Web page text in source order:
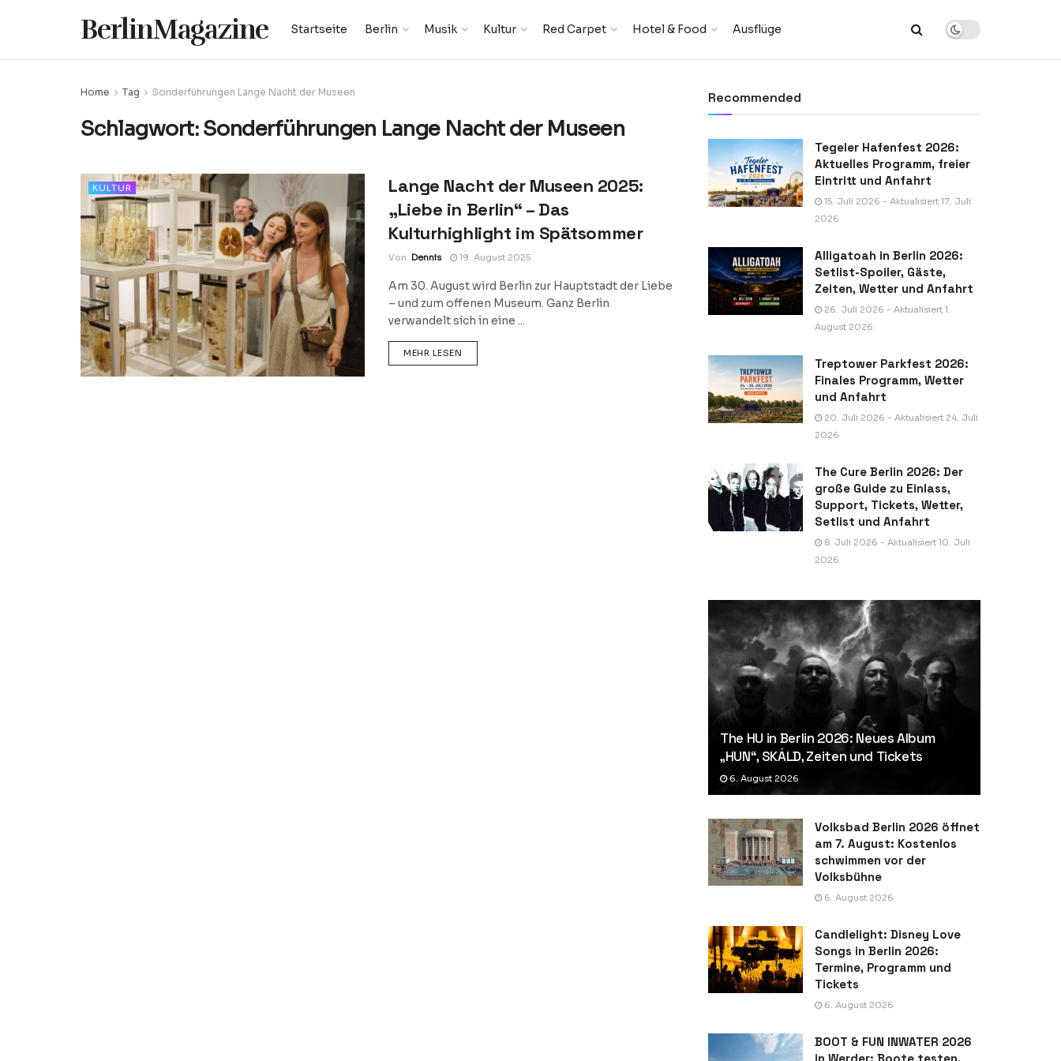
BerlinMagazine Startseite Berlin Musik Kultur Red Carpet Hotel & Food Ausflüge
Home Tag Sonderführungen Lange Nacht der Museen
Schlagwort:Sonderführungen Lange Nacht der Museen
KULTUR
Lange Nacht der Museen 2025:
„Liebe in Berlin“ – Das
Kulturhighlight im Spätsommer
Von Dennis 19. August 2025
Am 30. August wird Berlin zur Hauptstadt der Liebe
– und zum offenen Museum. Ganz Berlin
verwandelt sich in eine ...
MEHR LESEN
Recommended
Tegeler Hafenfest 2026:
Aktuelles Programm, freier
Eintritt und Anfahrt
15. Juli 2026 - Aktualisiert 17. Juli
2026
Alligatoah in Berlin 2026:
Setlist-Spoiler, Gäste,
Zeiten, Wetter und Anfahrt
26. Juli 2026 - Aktualisiert 1.
August 2026
Treptower Parkfest 2026:
Finales Programm, Wetter
und Anfahrt
20. Juli 2026 - Aktualisiert 24. Juli
2026
The Cure Berlin 2026: Der
große Guide zu Einlass,
Support, Tickets, Wetter,
Setlist und Anfahrt
8. Juli 2026 - Aktualisiert 10. Juli
2026
The HU in Berlin 2026: Neues Album
„HUN“, SKÁLD, Zeiten und Tickets
6. August 2026
Volksbad Berlin 2026 öffnet
am 7. August: Kostenlos
schwimmen vor der
Volksbühne
6. August 2026
Candlelight: Disney Love
Songs in Berlin 2026:
Termine, Programm und
Tickets
6. August 2026
BOOT & FUN INWATER 2026
in Werder: Boote testen,